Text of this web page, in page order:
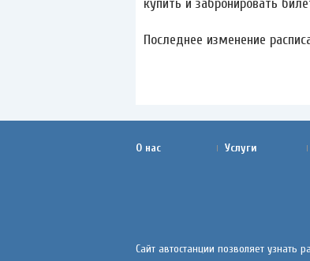
купить и забронировать
Последнее изменение
О нас Услуги
Сайт автостанции позволяет